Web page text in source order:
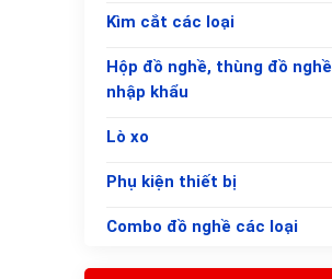
Kìm cắt các loại
Hộp đồ nghề, thùng đồ nghề
nhập khẩu
Lò xo
Phụ kiện thiết bị
Combo đồ nghề các loại